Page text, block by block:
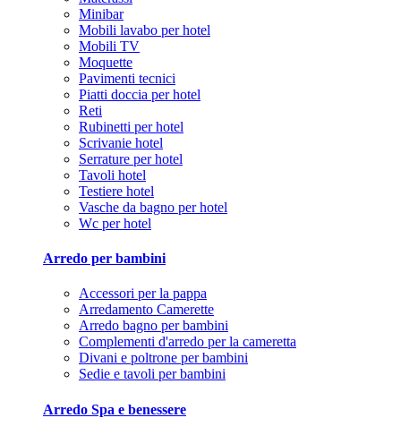
Minibar
Mobili lavabo per hotel
Mobili TV
Moquette
Pavimenti tecnici
Piatti doccia per hotel
Reti
Rubinetti per hotel
Scrivanie hotel
Serrature per hotel
Tavoli hotel
Testiere hotel
Vasche da bagno per hotel
Wc per hotel
Arredo per bambini
Accessori per la pappa
Arredamento Camerette
Arredo bagno per bambini
Complementi d'arredo per la cameretta
Divani e poltrone per bambini
Sedie e tavoli per bambini
Arredo Spa e benessere